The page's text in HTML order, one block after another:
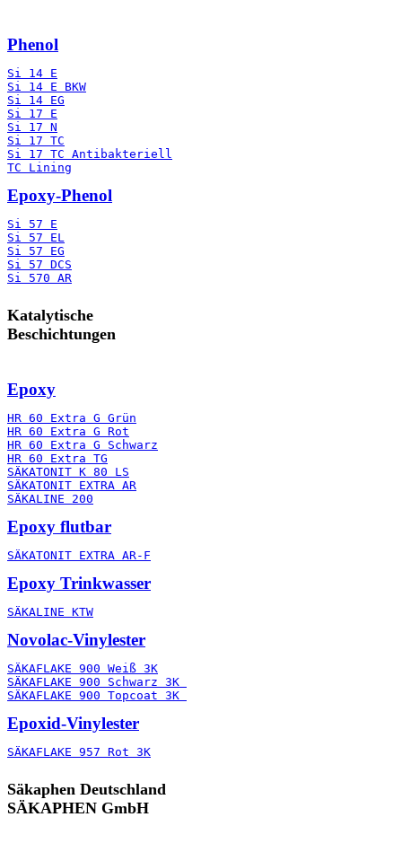
Phenol
Si 14 E
Si 14 E BKW
Si 14 EG
Si 17 E
Si 17 N
Si 17 TC
Si 17 TC Antibakteriell
TC Lining
Epoxy-Phenol
Si 57 E
Si 57 EL
Si 57 EG
Si 57 DCS
Si 570 AR
Katalytische
Beschichtungen
Epoxy
HR 60 Extra G Grün
HR 60 Extra G Rot
HR 60 Extra G Schwarz
HR 60 Extra TG
SÄKATONIT K 80 LS
SÄKATONIT EXTRA AR
SÄKALINE 200
Epoxy flutbar
SÄKATONIT EXTRA AR-F
Epoxy Trinkwasser
SÄKALINE KTW
Novolac-Vinylester
SÄKAFLAKE 900 Weiß 3K
SÄKAFLAKE 900 Schwarz 3K
SÄKAFLAKE 900 Topcoat 3K
Epoxid-Vinylester
SÄKAFLAKE 957 Rot 3K
Säkaphen Deutschland
SÄKAPHEN GmbH